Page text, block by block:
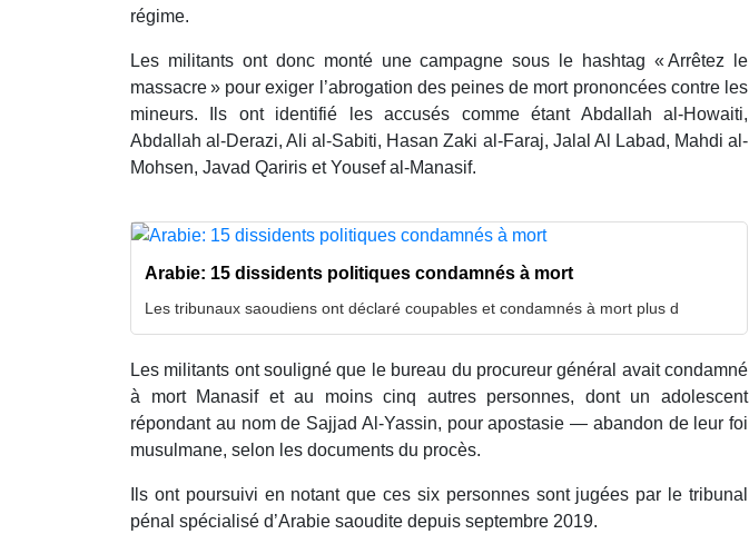
régime.
Les militants ont donc monté une campagne sous le hashtag « Arrêtez le
massacre » pour exiger l’abrogation des peines de mort prononcées contre les
mineurs. Ils ont identifié les accusés comme étant Abdallah al-Howaiti,
Abdallah al-Derazi, Ali al-Sabiti, Hasan Zaki al-Faraj, Jalal Al Labad, Mahdi al-
Mohsen, Javad Qariris et Yousef al-Manasif.
Arabie: 15 dissidents politiques condamnés à mort
Les tribunaux saoudiens ont déclaré coupables et condamnés à mort plus d
Les militants ont souligné que le bureau du procureur général avait condamné
à mort Manasif et au moins cinq autres personnes, dont un adolescent
répondant au nom de Sajjad Al-Yassin, pour apostasie — abandon de leur foi
musulmane, selon les documents du procès.
Ils ont poursuivi en notant que ces six personnes sont jugées par le tribunal
pénal spécialisé d’Arabie saoudite depuis septembre 2019.